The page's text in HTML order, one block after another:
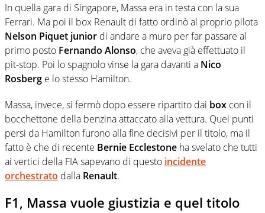
In quella gara di Singapore, Massa era in testa con la sua
Ferrari. Ma poi il box Renault di fatto ordinò al proprio pilota
Nelson Piquet junior di andare a muro per far passare al
primo posto Fernando Alonso, che aveva già effettuato il
pit-stop. Poi lo spagnolo vinse la gara davanti a Nico
Rosberg e lo stesso Hamilton.
Massa, invece, si fermò dopo essere ripartito dai box con il
bocchettone della benzina attaccato alla vettura. Quei punti
persi da Hamilton furono alla fine decisivi per il titolo, ma il
fatto è che di recente Bernie Ecclestone ha svelato che tutti
ai vertici della FIA sapevano di questo incidente
orchestrato dalla Renault.
F1, Massa vuole giustizia e quel titolo